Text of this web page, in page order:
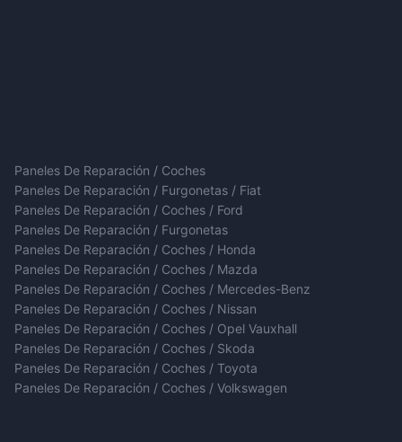
Paneles De Reparación / Coches
Paneles De Reparación / Furgonetas / Fiat
Paneles De Reparación / Coches / Ford
Paneles De Reparación / Furgonetas
Paneles De Reparación / Coches / Honda
Paneles De Reparación / Coches / Mazda
Paneles De Reparación / Coches / Mercedes-Benz
Paneles De Reparación / Coches / Nissan
Paneles De Reparación / Coches / Opel Vauxhall
Paneles De Reparación / Coches / Skoda
Paneles De Reparación / Coches / Toyota
Paneles De Reparación / Coches / Volkswagen